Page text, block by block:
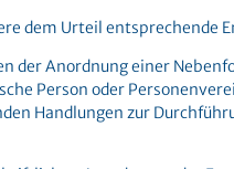
dem Urteil entsprechende
der Anordnung einer
Person oder
Handlungen zur